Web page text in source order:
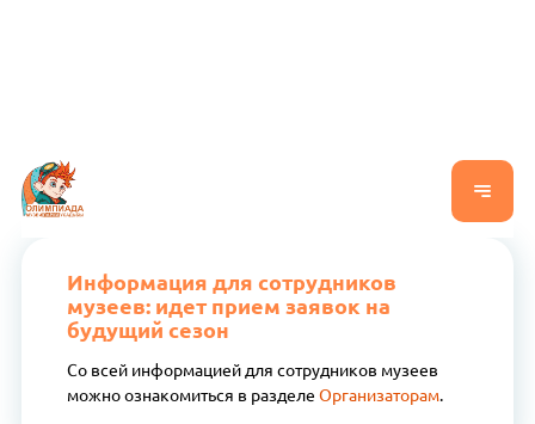
Информация для сотрудников
музеев: идет прием заявок на
будущий сезон
Со всей информацией для сотрудников музеев
можно ознакомиться в разделе Организаторам.